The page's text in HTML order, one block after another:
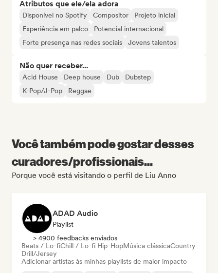
Atributos que ele/ela adora
Disponível no Spotify Compositor
Projeto inicial
Experiência em palco
Potencial internacional
Forte presença nas redes sociais
Jovens talentos
Não quer receber...
Acid House Deep house Dub
Dubstep
K-Pop/J-Pop
Reggae
Você também pode gostar desses
curadores/profissionais...
Porque você está visitando o perfil de Liu Anno
ADAD Audio
Playlist
> 4900 feedbacks enviados
Beats / Lo-fiChill / Lo-fi Hip-HopMúsica clássicaCountry
Drill/Jersey
Adicionar artistas às minhas playlists de maior impacto